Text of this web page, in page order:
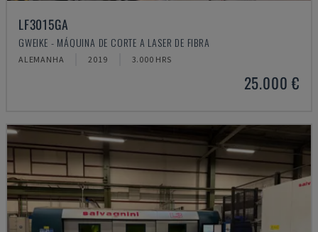
LF3015GA
GWEIKE - MÁQUINA DE CORTE A LASER DE FIBRA
ALEMANHA 2019 3.000 HRS
25.000 €